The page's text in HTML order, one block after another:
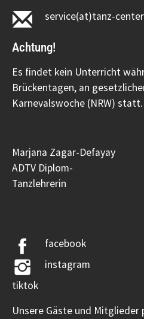
service(at)tanz-
Achtung!
Es findet kein Unterricht
Brückentagen, an
Karnevalswoche (NRW) statt.
Marjana Zagar-Defayay
ADTV Diplom-
Tanzlehrerin
facebook
instagram
tiktok
Unsere Gäste und